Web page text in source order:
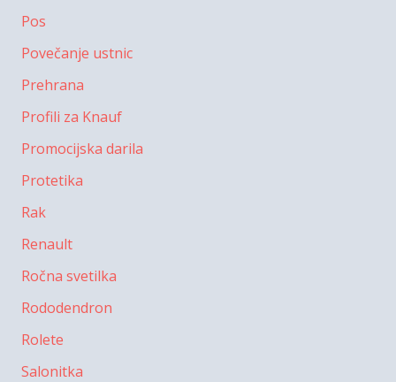
Pos
Povečanje ustnic
Prehrana
Profili za Knauf
Promocijska darila
Protetika
Rak
Renault
Ročna svetilka
Rododendron
Rolete
Salonitka